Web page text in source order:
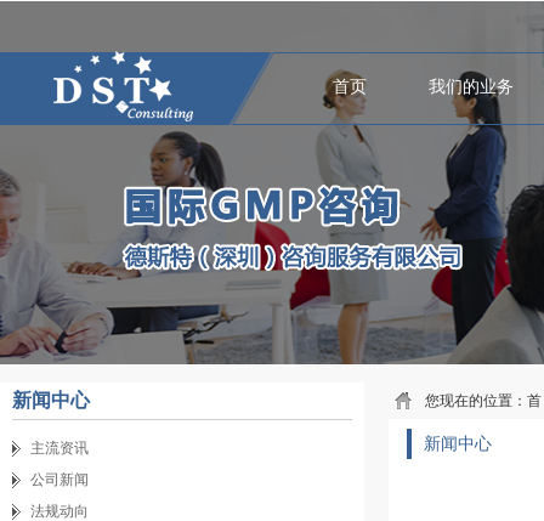
首页 我们的业务
新闻中心
主流资讯
公司新闻
法规动向
您现在的位置： 首
新闻中心